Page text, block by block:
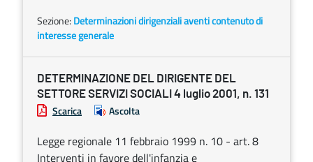
Sezione: Determinazioni dirigenziali aventi contenuto di
interesse generale
DETERMINAZIONE DEL DIRIGENTE DEL
SETTORE SERVIZI SOCIALI 4 luglio 2001, n. 131
Scarica Ascolta
Legge regionale 11 febbraio 1999 n. 10 - art. 8
Interventi in favore dell'infanzia e